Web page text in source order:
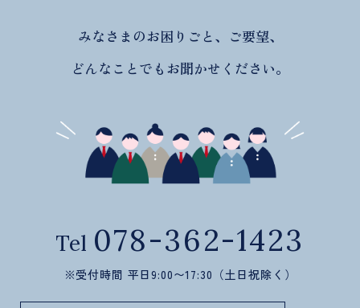
みなさまのお困りごと、ご要望、
どんなことでもお聞かせください。
Tel 078-362-1423
※受付時間 平日9:00〜17:30（土日祝除く）